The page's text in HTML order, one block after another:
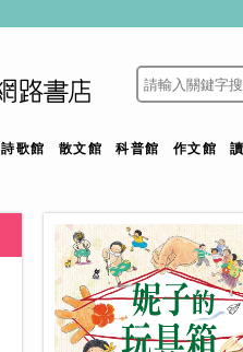
詩歌館 散文館 科普館 作文館